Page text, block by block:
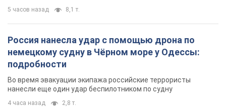
5 часов назад 8,1 т.
Россия нанесла удар с помощью дрона по
немецкому судну в Чёрном море у Одессы:
подробности
Во время эвакуации экипажа российские террористы
нанесли еще один удар беспилотником по судну
4 часа назад 2,8 т.